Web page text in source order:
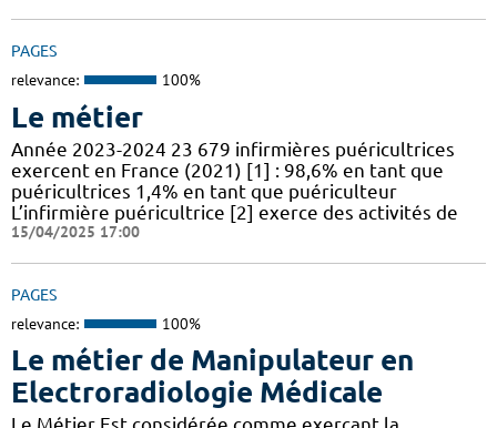
PAGES
relevance: 100%
Le métier
Année 2023-2024 23 679 infirmières puéricultrices
exercent en France (2021) [1] : 98,6% en tant que
puéricultrices 1,4% en tant que puériculteur
L’infirmière puéricultrice [2] exerce des activités de
15/04/2025 17:00
PAGES
relevance: 100%
Le métier de Manipulateur en
Electroradiologie Médicale